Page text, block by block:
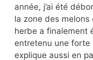
année, j’ai été
la zone des
herbe a finalement
entretenu une forte
explique aussi en